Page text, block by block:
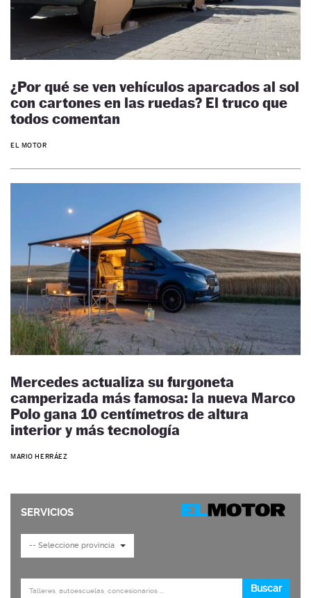
¿Por qué se ven vehículos aparcados al sol
con cartones en las ruedas? El truco que
todos comentan
EL MOTOR
Mercedes actualiza su furgoneta
camperizada más famosa: la nueva Marco
Polo gana 10 centímetros de altura
interior y más tecnología
MARIO HERRÁEZ